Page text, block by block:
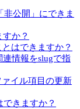
非公開」にできま
か？
はできますか？
情報をslugで指
イル項目の更新
きますか？